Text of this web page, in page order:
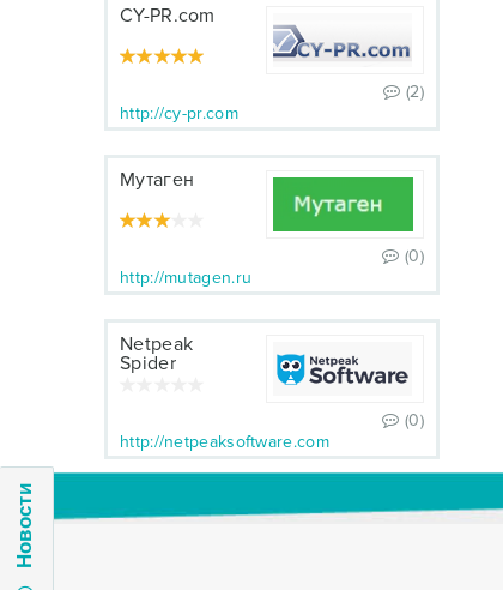
Новости
CY-PR.com
(2)
http://cy-pr.com
Мутаген
(0)
http://mutagen.ru
Netpeak
Spider
(0)
http://netpeaksoftware.com